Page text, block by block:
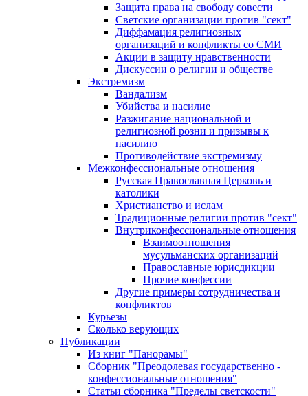
Защита права на свободу совести
Светские организации против "сект"
Диффамация религиозных
организаций и конфликты со СМИ
Акции в защиту нравственности
Дискуссии о религии и обществе
Экстремизм
Вандализм
Убийства и насилие
Разжигание национальной и
религиозной розни и призывы к
насилию
Противодействие экстремизму
Межконфессиональные отношения
Русская Православная Церковь и
католики
Христианство и ислам
Традиционные религии против "сект"
Внутриконфессиональные отношения
Взаимоотношения
мусульманских организаций
Православные юрисдикции
Прочие конфессии
Другие примеры сотрудничества и
конфликтов
Курьезы
Сколько верующих
Публикации
Из книг "Панорамы"
Сборник "Преодолевая государственно -
конфессиональные отношения"
Статьи сборника "Пределы светскости"